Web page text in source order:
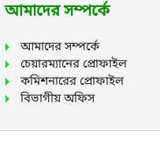
আমাদের সম্পর্কে
আমাদের সম্পর্কে
চেয়ারম্যানের প্রোফাইল
কমিশনারের প্রোফাইল
বিভাগীয় অফিস